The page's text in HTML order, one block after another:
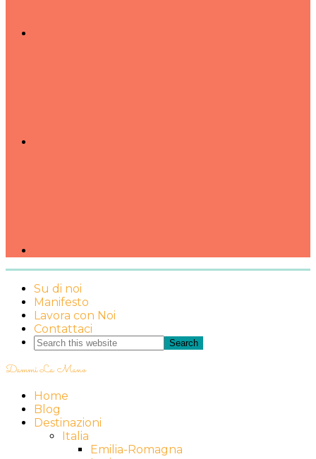
Su di noi
Manifesto
Lavora con Noi
Contattaci
Dammi La Mano
Home
Blog
Destinazioni
Italia
Emilia-Romagna